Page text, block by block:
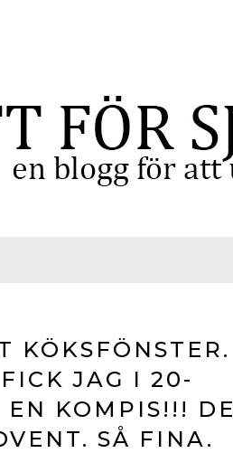
KÖKSFÖNSTER.
JAG I 20-
EN KOMPIS!!! DE
SÅ FINA.